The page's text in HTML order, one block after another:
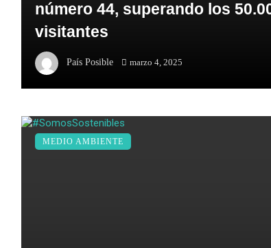
número 44, superando los
visitantes
País Posible marzo 4, 2025
MEDIO AMBIENTE